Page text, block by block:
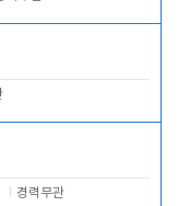
경력무관